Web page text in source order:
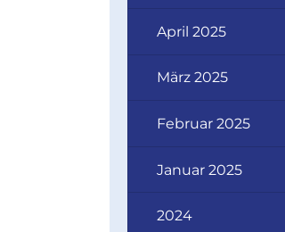
April 2025
März 2025
Februar 2025
Januar 2025
2024